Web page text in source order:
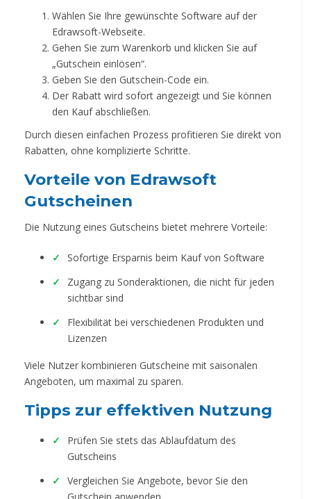
Wählen Sie Ihre gewünschte Software auf der
Edrawsoft-Webseite.
Gehen Sie zum Warenkorb und klicken Sie auf
„Gutschein einlösen“.
Geben Sie den Gutschein-Code ein.
Der Rabatt wird sofort angezeigt und Sie können
den Kauf abschließen.
Durch diesen einfachen Prozess profitieren Sie direkt von
Rabatten, ohne komplizierte Schritte.
Vorteile von Edrawsoft
Gutscheinen
Die Nutzung eines Gutscheins bietet mehrere Vorteile:
Sofortige Ersparnis beim Kauf von Software
Zugang zu Sonderaktionen, die nicht für jeden
sichtbar sind
Flexibilität bei verschiedenen Produkten und
Lizenzen
Viele Nutzer kombinieren Gutscheine mit saisonalen
Angeboten, um maximal zu sparen.
Tipps zur effektiven Nutzung
Prüfen Sie stets das Ablaufdatum des
Gutscheins
Vergleichen Sie Angebote, bevor Sie den